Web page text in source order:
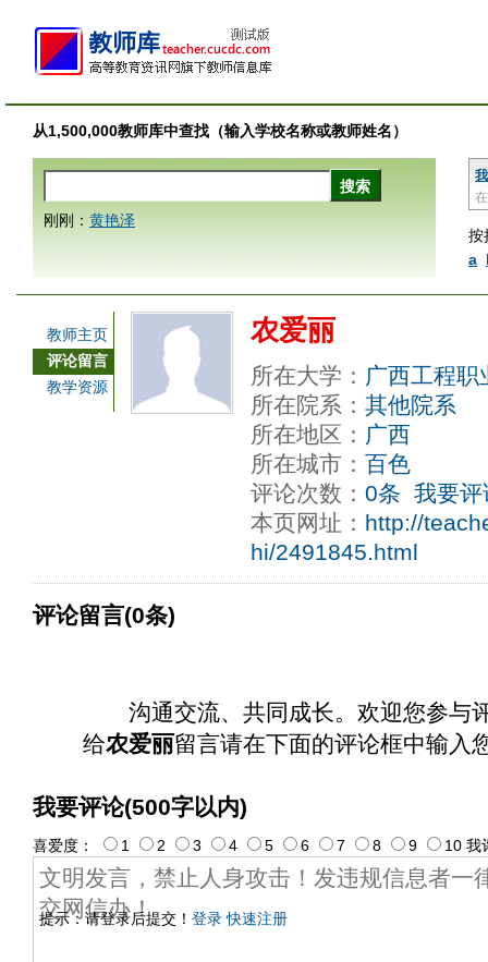
从1,500,000教师库中查找（输入学校名称或教师姓名）
按
a
刚刚： 黄艳泽
教师主页
评论留言
教学资源
农爱丽
所在大学： 广西工程职
所在院系： 其他院系
所在地区： 广西
所在城市： 百色
评论次数： 0条 我要评
本页网址： http://
hi/2491845.html
评论留言(0条)
沟通交流、共同成长。欢迎您参与
给农爱丽留言请在下面的评论框中输入
我要评论(500字以内)
提示：请登录后提交！ 登录 快速注册
喜爱度： 1 2 3 4 5 6 7 8 9 10 我